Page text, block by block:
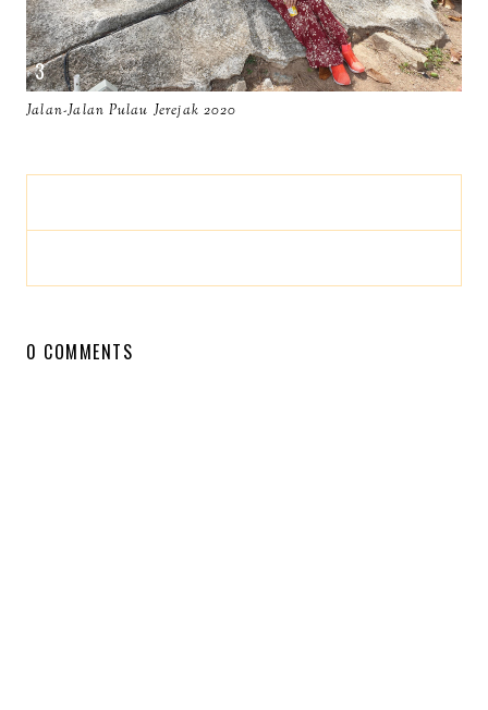
Jalan-Jalan Pulau Jerejak 2020
0 COMMENTS